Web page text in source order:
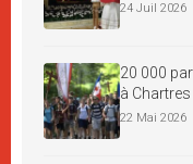
24 Juil 2026
20 000
à Chartres
22 Mai 2026